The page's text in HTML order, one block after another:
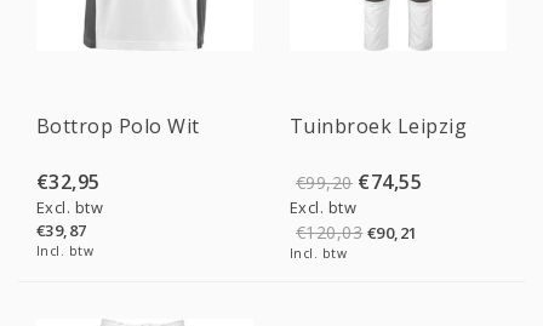
Bottrop Polo Wit
€32,95
Excl. btw
€39,87
Incl. btw
Tuinbroek Leipzig
€99,20 €74,55
Excl. btw
€120,03 €90,21
Incl. btw